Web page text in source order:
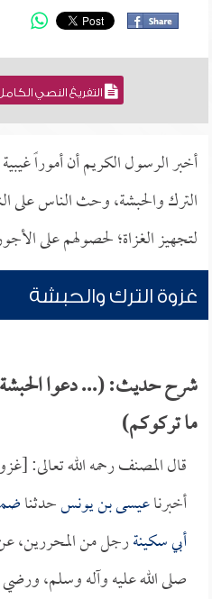
التفريغ النصي
أخبر الرسول الكريم أن أموراً
الترك والحبشة، وحث الناس على
لتجهيز الغزاة؛ لحصولهم على
غزوة الترك والحبشة
شرح حديث: (... دعوا الحبشة
ما تركوكم)
قال المصنف رحمه الله تعالى:
أخبرناعيسى بن يونسحدثنا
أبي سكينةرجل من المحررين،
صلى الله عليه وآله وسلم، ورضي